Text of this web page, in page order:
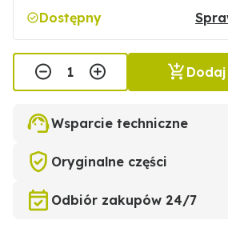
Dostępny
Wsparcie techniczne
Oryginalne części
Odbiór zakupów 24/7